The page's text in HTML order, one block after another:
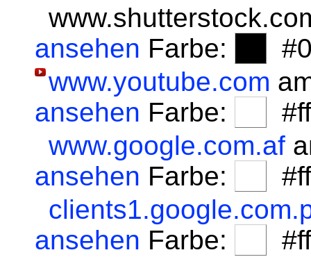
ansehen Farbe:
www.youtube.com
ansehen Farbe:
www.google.com.af
ansehen Farbe:
ansehen Farbe: